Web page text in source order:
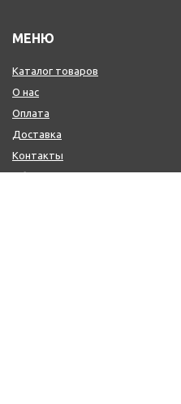
МЕНЮ
Каталог товаров
О нас
Оплата
Доставка
Контакты
Обмен и возврат